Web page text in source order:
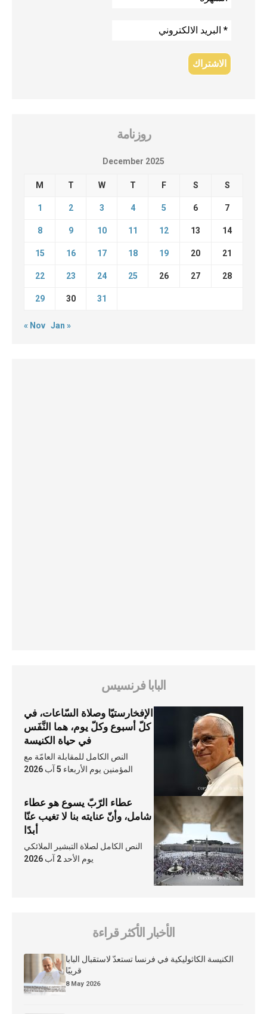
روزنامة
December 2025
M T W T F S S
1 2 3 4 5 6 7
8 9 10 11 12 13 14
15 16 17 18 19 20 21
22 23 24 25 26 27 28
29 30 31
« Nov Jan »
البابا فرنسيس
الإفخارستيّا وصلاة السّاعات، في
كلّ أسبوع وكلّ يوم، هما النَّفَس
في حياة الكنيسة
النص الكامل للمقابلة العامّة مع
المؤمنين يوم الأربعاء 5 آب 2026
عطاء الرّبّ يسوع هو عطاء
شامل، وأنّ عنايته بنا لا تغيب عنّا
أبدًا
النص الكامل لصلاة التبشير الملائكي
يوم الأحد 2 آب 2026
الأخبار الأكثر قراءة
الكنيسة الكاثوليكية في فرنسا تستعدّ لاستقبال البابا
قريبًا
8 May 2026